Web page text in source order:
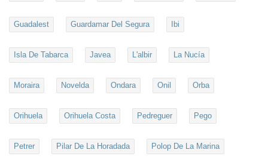
Guadalest Guardamar Del Segura Ibi
Isla De Tabarca Javea L'albir La Nucía
Moraira Novelda Ondara Onil Orba
Orihuela Orihuela Costa Pedreguer Pego
Petrer Pilar De La Horadada Polop De La Marina